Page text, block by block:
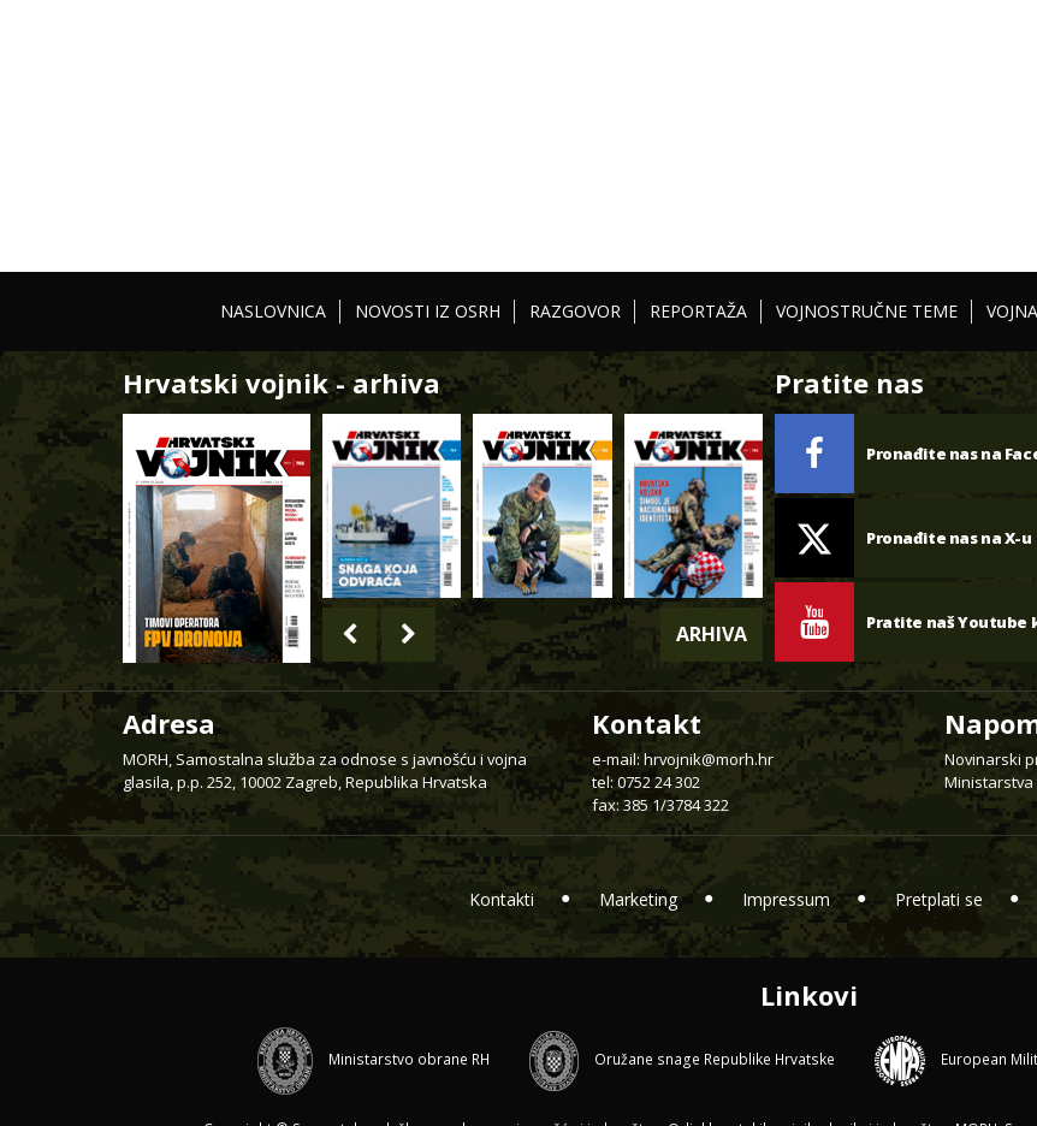
NASLOVNICA NOVOSTI IZ OSRH RAZGOVOR REPORTAŽA VOJNOSTRUČNE TEME
Hrvatski vojnik - arhiva
ARHIVA
Pratite nas
Pronađite nas na
Pronađite nas na X-u
Pratite naš Youtube
Adresa
MORH, Samostalna služba za odnose s javnošću i vojna
glasila, p.p. 252, 10002 Zagreb, Republika Hrvatska
Kontakt
e-mail: hrvojnik@morh.hr
tel: 0752 24 302
fax: 385 1/3784 322
Novinarski
Ministarstva
Kontakti Marketing Impressum Pretplati se
Linkovi
Ministarstvo obrane RH Oružane snage Republike Hrvatske European